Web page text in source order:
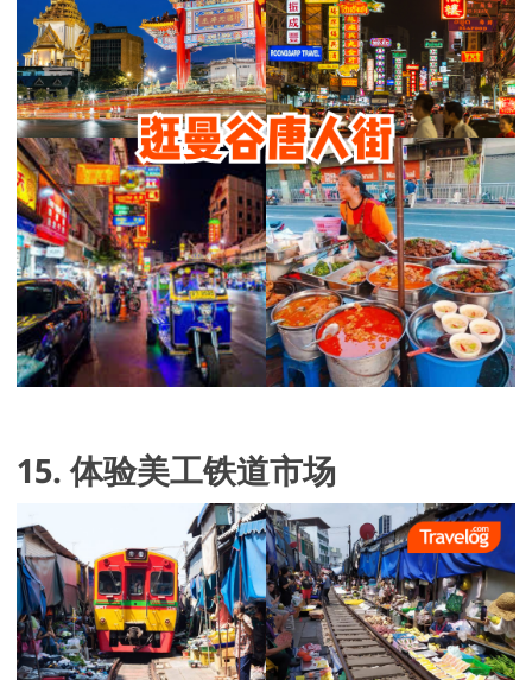
15. 体验美工铁道市场